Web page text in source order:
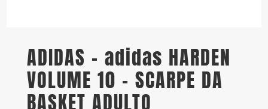
ADIDAS – adidas HARDEN
VOLUME 10 – SCARPE DA
BASKET ADULTO